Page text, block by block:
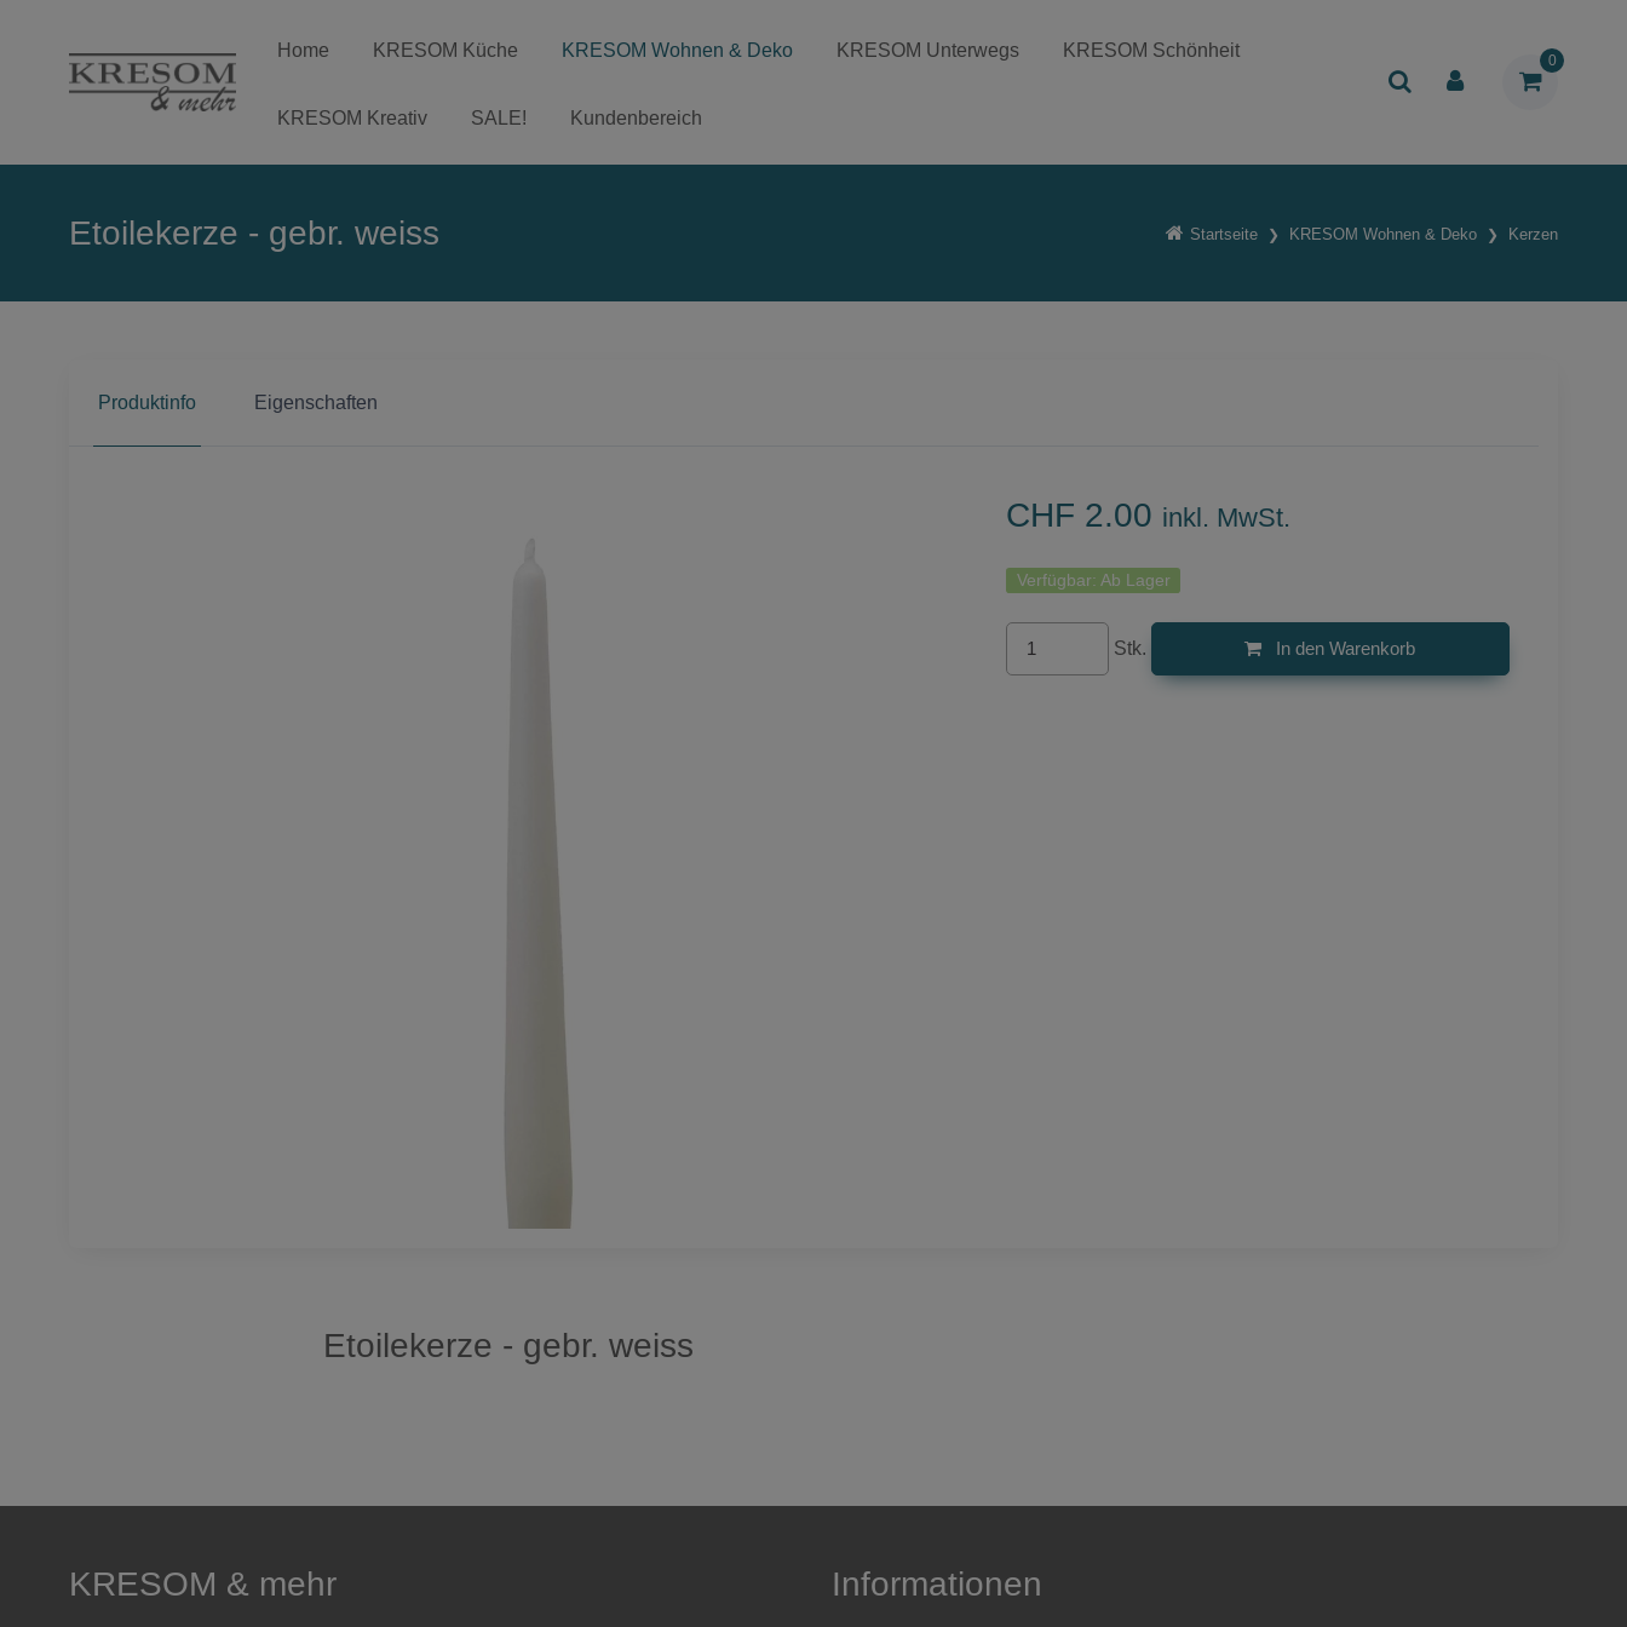
0
Home KRESOM Küche KRESOM Wohnen & Deko KRESOM Unterwegs KRESOM Schönheit
KRESOM Kreativ SALE! Kundenbereich
Startseite KRESOM Wohnen & Deko Kerzen
Etoilekerze - gebr. weiss
Produktinfo Eigenschaften
CHF 2.00 inkl. MwSt.
Verfügbar: Ab Lager
Stk. In den Warenkorb
Etoilekerze - gebr. weiss
KRESOM & mehr Informationen